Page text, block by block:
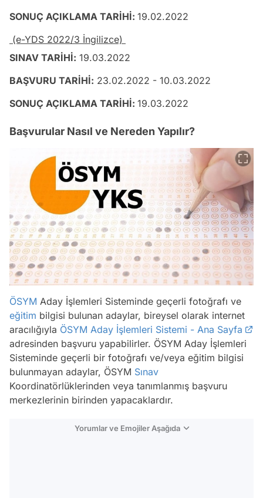
SONUÇ AÇIKLAMA TARİHİ: 19.02.2022
(e-YDS 2022/3 İngilizce)
SINAV TARİHİ: 19.03.2022
BAŞVURU TARİHİ: 23.02.2022 - 10.03.2022
SONUÇ AÇIKLAMA TARİHİ: 19.03.2022
Başvurular Nasıl ve Nereden Yapılır?
ÖSYM Aday İşlemleri Sisteminde geçerli fotoğrafı ve
eğitim bilgisi bulunan adaylar, bireysel olarak internet
aracılığıyla ÖSYM Aday İşlemleri Sistemi - Ana Sayfa
adresinden başvuru yapabilirler. ÖSYM Aday İşlemleri
Sisteminde geçerli bir fotoğrafı ve/veya eğitim bilgisi
bulunmayan adaylar, ÖSYM Sınav
Koordinatörlüklerinden veya tanımlanmış başvuru
merkezlerinin birinden yapacaklardır.
Yorumlar ve Emojiler Aşağıda